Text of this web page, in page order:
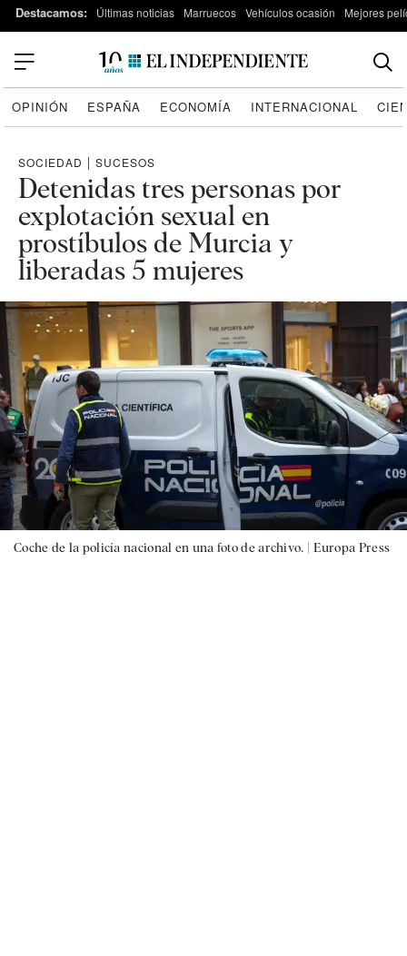
Destacamos: Últimas noticias Marruecos Vehículos ocasión Mejores
OPINIÓN ESPAÑA ECONOMÍA INTERNACIONAL
SOCIEDAD | SUCESOS
Detenidas tres personas por
explotación sexual en
prostíbulos de Murcia y
liberadas 5 mujeres
Coche de la policía nacional en una foto de archivo. | Europa Press